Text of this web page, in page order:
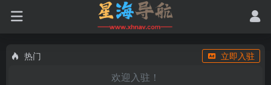
热门 立即入驻
欢迎入驻！